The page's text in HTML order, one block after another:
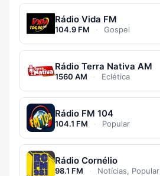
Rádio Vida FM
104.9 FM · Gospel
Rádio Terra Nativa AM
1560 AM · Eclética
Rádio FM 104
104.1 FM · Popular
Rádio Cornélio
98.1 FM · Notícias, Popular